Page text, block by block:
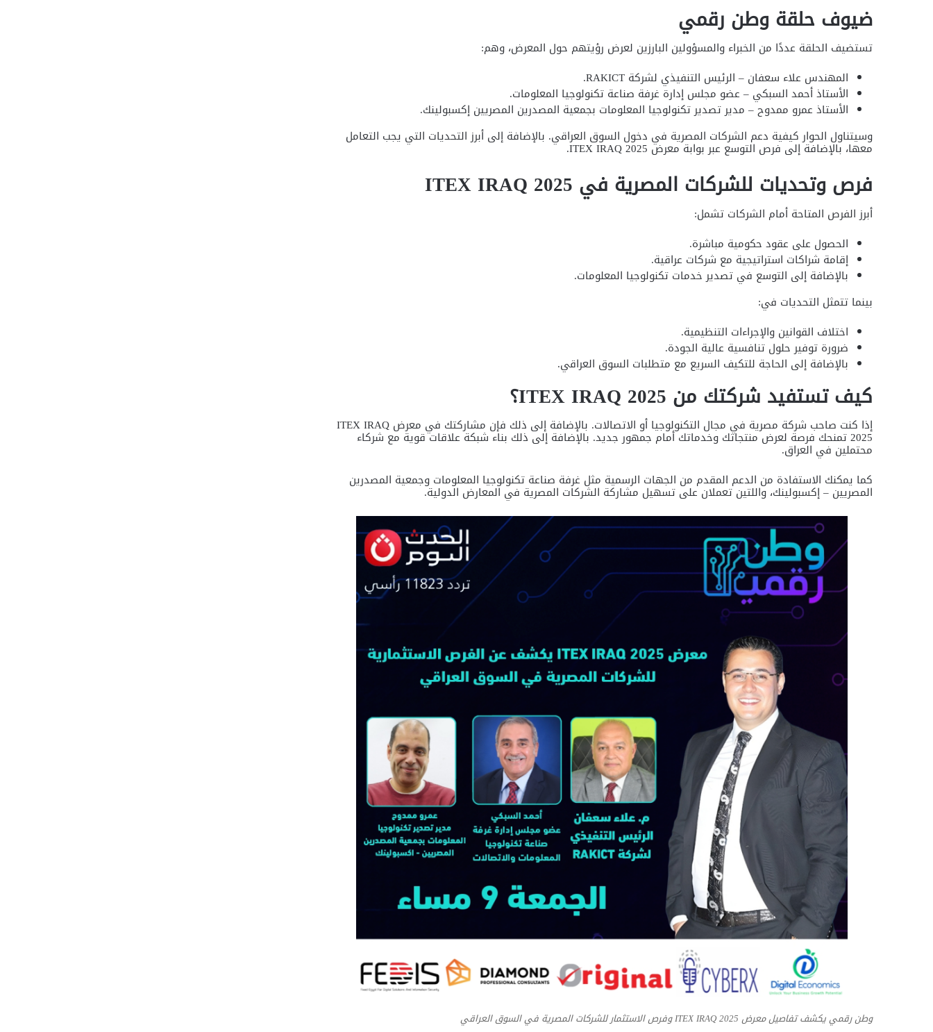
ضيوف حلقة وطن رقمي
تستضيف الحلقة عددًا من الخبراء والمسؤولين البارزين لعرض رؤيتهم حول المعرض، وهم:
المهندس علاء سعفان – الرئيس التنفيذي لشركة RAKICT.
الأستاذ أحمد السبكي – عضو مجلس إدارة غرفة صناعة تكنولوجيا المعلومات.
الأستاذ عمرو ممدوح – مدير تصدير تكنولوجيا المعلومات بجمعية المصدرين المصريين إكسبولينك.
وسيتناول الحوار كيفية دعم الشركات المصرية في دخول السوق العراقي. بالإضافة إلى أبرز التحديات التي يجب التعامل
معها، بالإضافة إلى فرص التوسع عبر بوابة معرض ITEX IRAQ 2025.
فرص وتحديات للشركات المصرية في ITEX IRAQ 2025
أبرز الفرص المتاحة أمام الشركات تشمل:
الحصول على عقود حكومية مباشرة.
إقامة شراكات استراتيجية مع شركات عراقية.
بالإضافة إلى التوسع في تصدير خدمات تكنولوجيا المعلومات.
بينما تتمثل التحديات في:
اختلاف القوانين والإجراءات التنظيمية.
ضرورة توفير حلول تنافسية عالية الجودة.
بالإضافة إلى الحاجة للتكيف السريع مع متطلبات السوق العراقي.
كيف تستفيد شركتك من ITEX IRAQ 2025؟
إذا كنت صاحب شركة مصرية في مجال التكنولوجيا أو الاتصالات. بالإضافة إلى ذلك فإن مشاركتك في معرض ITEX IRAQ
2025 تمنحك فرصة لعرض منتجاتك وخدماتك أمام جمهور جديد. بالإضافة إلى ذلك بناء شبكة علاقات قوية مع شركاء
محتملين في العراق.
كما يمكنك الاستفادة من الدعم المقدم من الجهات الرسمية مثل غرفة صناعة تكنولوجيا المعلومات وجمعية المصدرين
المصريين – إكسبولينك، واللتين تعملان على تسهيل مشاركة الشركات المصرية في المعارض الدولية.
وطن رقمي يكشف تفاصيل معرض ITEX IRAQ 2025 وفرص الاستثمار للشركات المصرية في السوق العراقي